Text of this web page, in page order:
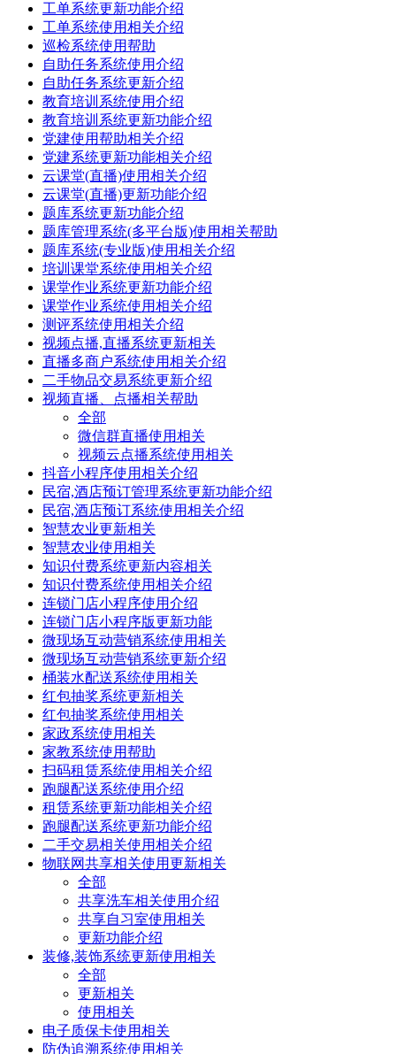
工单系统更新功能介绍
工单系统使用相关介绍
巡检系统使用帮助
自助任务系统使用介绍
自助任务系统更新介绍
教育培训系统使用介绍
教育培训系统更新功能介绍
党建使用帮助相关介绍
党建系统更新功能相关介绍
云课堂(直播)使用相关介绍
云课堂(直播)更新功能介绍
题库系统更新功能介绍
题库管理系统(多平台版)使用相关帮助
题库系统(专业版)使用相关介绍
培训课堂系统使用相关介绍
课堂作业系统更新功能介绍
课堂作业系统使用相关介绍
测评系统使用相关介绍
视频点播,直播系统更新相关
直播多商户系统使用相关介绍
二手物品交易系统更新介绍
视频直播、点播相关帮助
全部
微信群直播使用相关
视频云点播系统使用相关
抖音小程序使用相关介绍
民宿,酒店预订管理系统更新功能介绍
民宿,酒店预订系统使用相关介绍
智慧农业更新相关
智慧农业使用相关
知识付费系统更新内容相关
知识付费系统使用相关介绍
连锁门店小程序使用介绍
连锁门店小程序版更新功能
微现场互动营销系统使用相关
微现场互动营销系统更新介绍
桶装水配送系统使用相关
红包抽奖系统更新相关
红包抽奖系统使用相关
家政系统使用相关
家教系统使用帮助
扫码租赁系统使用相关介绍
跑腿配送系统使用介绍
租赁系统更新功能相关介绍
跑腿配送系统更新功能介绍
二手交易相关使用相关介绍
物联网共享相关使用更新相关
全部
共享洗车相关使用介绍
共享自习室使用相关
更新功能介绍
装修,装饰系统更新使用相关
全部
更新相关
使用相关
电子质保卡使用相关
防伪追溯系统使用相关